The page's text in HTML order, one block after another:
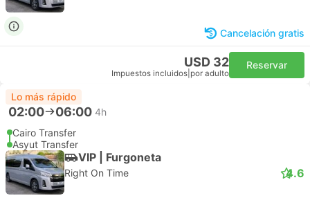
Cancelación gratis
USD 32
Impuestos incluidos por adulto
Reservar
Lo más rápido
02:00 06:00 4h
Cairo Transfer
Asyut Transfer
VIP | Furgoneta
Right On Time 4.6